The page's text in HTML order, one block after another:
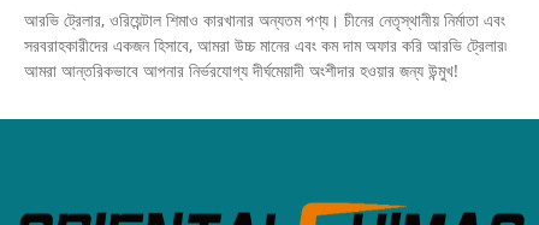
আরভি ট্রেলার, ওরিয়েন্টাল শিমাও কারখানার অন্যতম পণ্য। চীনের নেতৃস্থানীয় নির্মাতা এবং
সরবরাহকারীদের একজন হিসাবে, আমরা উচ্চ মানের এবং কম দাম অফার করি আরভি ট্রেলার৷
আমরা আন্তরিকভাবে আপনার নির্ভরযোগ্য দীর্ঘমেয়াদী অংশীদার হওয়ার জন্য উন্মুখ!